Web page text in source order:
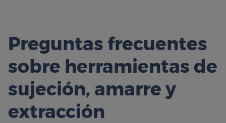
Preguntas frecuentes
sobre herramientas de
sujeción, amarre y
extracción